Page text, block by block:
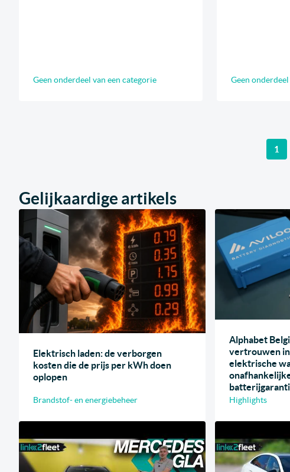
Geen onderdeel van een categorie Geen
1
Gelijkaardige artikels
Elektrisch laden: de verborgen
kosten die de prijs per kWh doen
oplopen
Brandstof- en energiebeheer
Alphabet
vertrouwen
elektrische
Highlights